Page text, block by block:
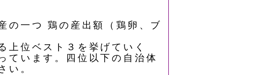
一つ 鶏の産出額（鶏卵、ブ
位ベスト３を挙げていく
ています。四位以下の自治体
い。